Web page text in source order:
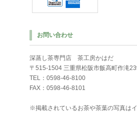
お問い合わせ
深蒸し茶専門店 茶工房かはだ
〒515-1504 三重県松阪市飯高町作滝
TEL：0598-46-8100
FAX：0598-46-8101
※掲載されているお茶や茶葉の写真は